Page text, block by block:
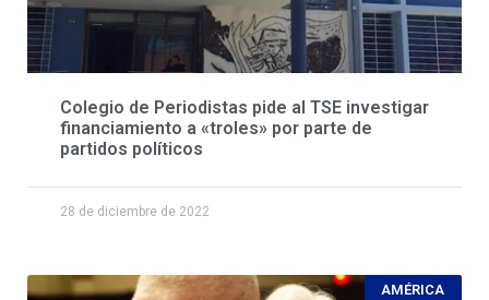
Colegio de Periodistas pide al TSE investigar
financiamiento a «troles» por parte de
partidos políticos
28 de diciembre de 2022
AMÉRICA